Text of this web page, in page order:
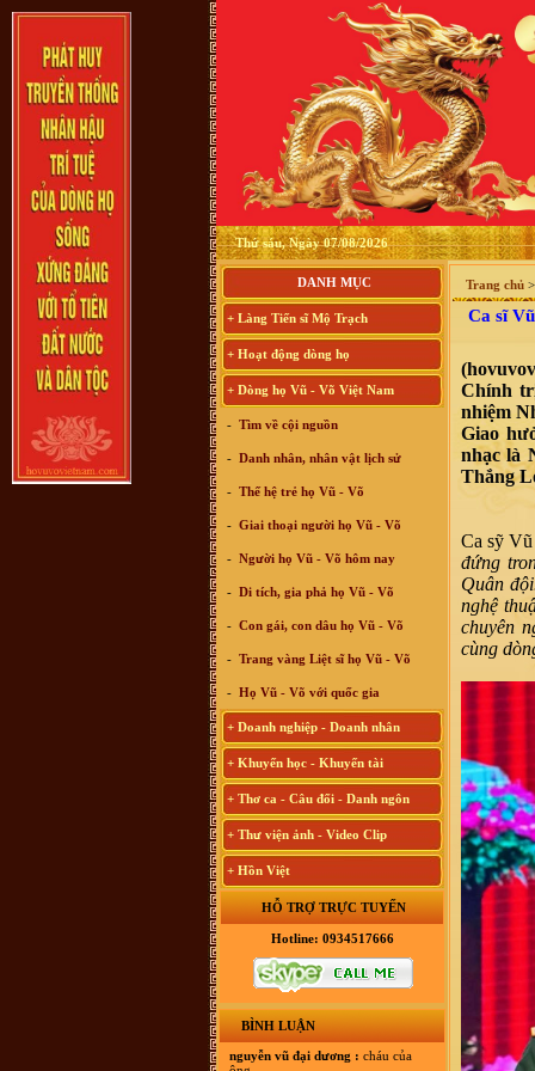
Thứ sáu, Ngày 07/08/2026
DANH MỤC
+ Làng Tiến sĩ Mộ Trạch
+ Hoạt động dòng họ
+ Dòng họ Vũ - Võ Việt Nam
- Tìm về cội nguồn
- Danh nhân, nhân vật lịch sử
- Thế hệ trẻ họ Vũ - Võ
- Giai thoại người họ Vũ - Võ
- Người họ Vũ - Võ hôm nay
- Di tích, gia phả họ Vũ - Võ
- Con gái, con dâu họ Vũ - Võ
- Trang vàng Liệt sĩ họ Vũ - Võ
- Họ Vũ - Võ với quốc gia
+ Doanh nghiệp - Doanh nhân
+ Khuyến học - Khuyến tài
+ Thơ ca - Câu đối - Danh ngôn
+ Thư viện ảnh - Video Clip
+ Hồn Việt
HỖ TRỢ TRỰC TUYẾN
Hotline: 0934517666
BÌNH LUẬN
nguyễn vũ đại dương : cháu của
Trang chủ >
Ca sĩ
Chính
nhiệm
Giao
nhạc là
Thắng
Ca sỹ
đứng
Quân
nghệ
chuyên
cùng